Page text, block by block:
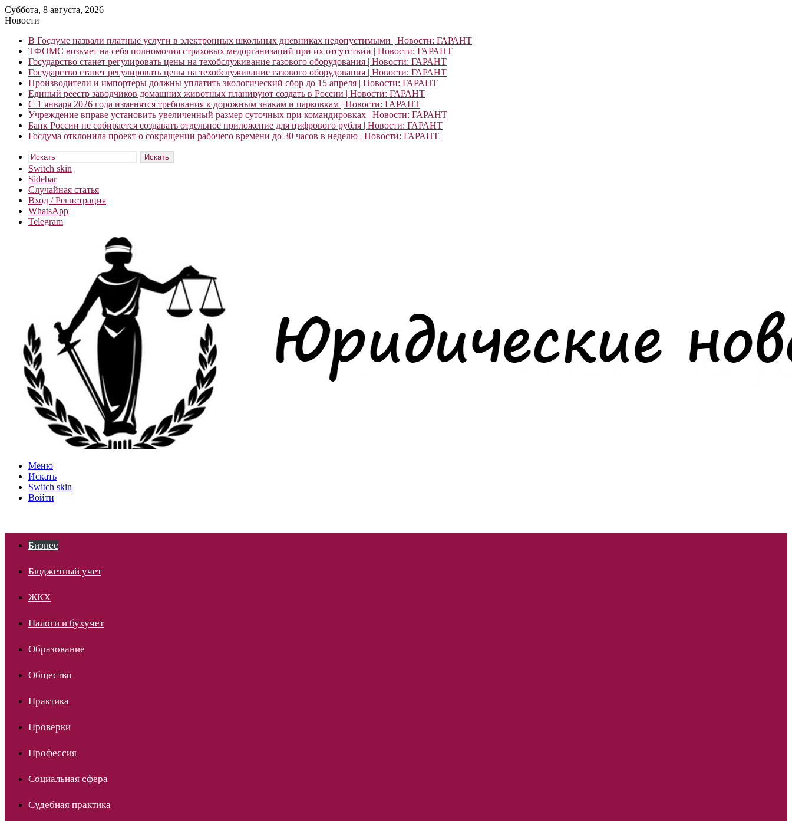
Суббота, 8 августа, 2026
Новости
В Госдуме назвали платные услуги в электронных школьных дневниках недопустимыми | Новости: ГАРАНТ
ТФОМС возьмет на себя полномочия страховых медорганизаций при их отсутствии | Новости: ГАРАНТ
Государство станет регулировать цены на техобслуживание газового оборудования | Новости: ГАРАНТ
Государство станет регулировать цены на техобслуживание газового оборудования | Новости: ГАРАНТ
Производители и импортеры должны уплатить экологический сбор до 15 апреля | Новости: ГАРАНТ
Единый реестр заводчиков домашних животных планируют создать в России | Новости: ГАРАНТ
С 1 января 2026 года изменятся требования к дорожным знакам и парковкам | Новости: ГАРАНТ
Учреждение вправе установить увеличенный размер суточных при командировках | Новости: ГАРАНТ
Банк России не собирается создавать отдельное приложение для цифрового рубля | Новости: ГАРАНТ
Госдума отклонила проект о сокращении рабочего времени до 30 часов в неделю | Новости: ГАРАНТ
Искать
Switch skin
Sidebar
Случайная статья
Вход / Регистрация
WhatsApp
Telegram
Меню
Искать
Switch skin
Войти
Бизнес
Бюджетный учет
ЖКХ
Налоги и бухучет
Образование
Общество
Практика
Проверки
Профессия
Социальная сфера
Судебная практика